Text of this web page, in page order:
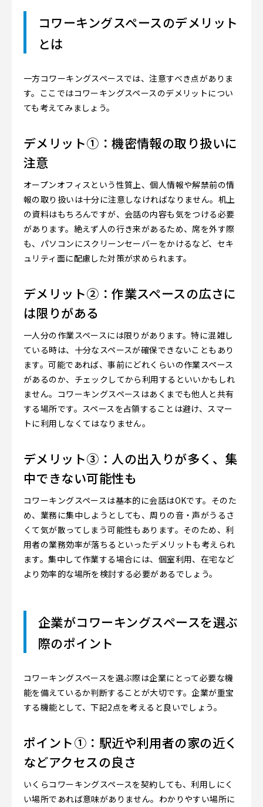
コワーキングスペースのデメリット
とは
一方コワーキングスペースでは、注意すべき点がありま
す。ここではコワーキングスペースのデメリットについ
ても考えてみましょう。
デメリット①：機密情報の取り扱いに
注意
オープンオフィスという性質上、個人情報や解禁前の情
報の取り扱いは十分に注意しなければなりません。机上
の資料はもちろんですが、会話の内容も気をつける必要
があります。絶えず人の行き来があるため、席を外す際
も、パソコンにスクリーンセーバーをかけるなど、セキ
ュリティ面に配慮した対策が求められます。
デメリット②：作業スペースの広さに
は限りがある
一人分の作業スペースには限りがあります。特に混雑し
ている時は、十分なスペースが確保できないこともあり
ます。可能であれば、事前にどれくらいの作業スペース
があるのか、チェックしてから利用するといいかもしれ
ません。コワーキングスペースはあくまでも他人と共有
する場所です。スペースを占領することは避け、スマー
トに利用しなくてはなりません。
デメリット③：人の出入りが多く、集
中できない可能性も
コワーキングスペースは基本的に会話はOKです。そのた
め、業務に集中しようとしても、周りの音・声がうるさ
くて気が散ってしまう可能性もあります。そのため、利
用者の業務効率が落ちるといったデメリットも考えられ
ます。集中して作業する場合には、個室利用、在宅など
より効率的な場所を検討する必要があるでしょう。
企業がコワーキングスペースを選ぶ
際のポイント
コワーキングスペースを選ぶ際は企業にとって必要な機
能を備えているか判断することが大切です。企業が重宝
する機能として、下記2点を考えると良いでしょう。
ポイント①：駅近や利用者の家の近く
などアクセスの良さ
いくらコワーキングスペースを契約しても、利用しにく
い場所であれば意味がありません。わかりやすい場所に